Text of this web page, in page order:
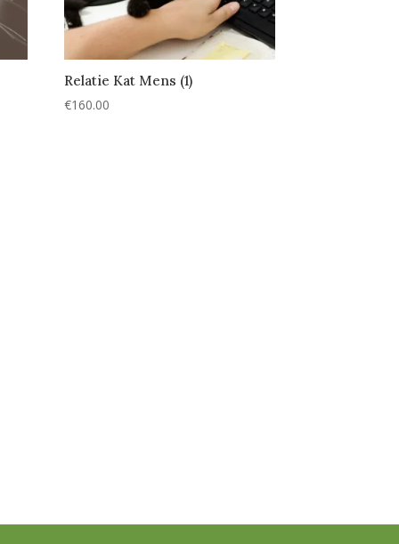
Relatie Kat Mens (1)
€160.00